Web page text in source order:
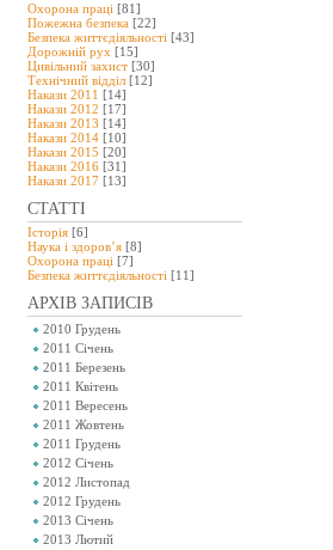
Охорона праці [81]
Пожежна безпека [22]
Безпека життєдіяльності [43]
Дорожній рух [15]
Цивільний захист [30]
Технічний відділ [12]
Накази 2011 [14]
Накази 2012 [17]
Накази 2013 [14]
Накази 2014 [10]
Накази 2015 [20]
Накази 2016 [31]
Накази 2017 [13]
СТАТТІ
Історія [6]
Наука і здоров’я [8]
Охорона праці [7]
Безпeка життєдіяльності [11]
АРХІВ ЗАПИСІВ
2010 Грудень
2011 Січень
2011 Березень
2011 Квітень
2011 Вересень
2011 Жовтень
2011 Грудень
2012 Січень
2012 Листопад
2012 Грудень
2013 Січень
2013 Лютий